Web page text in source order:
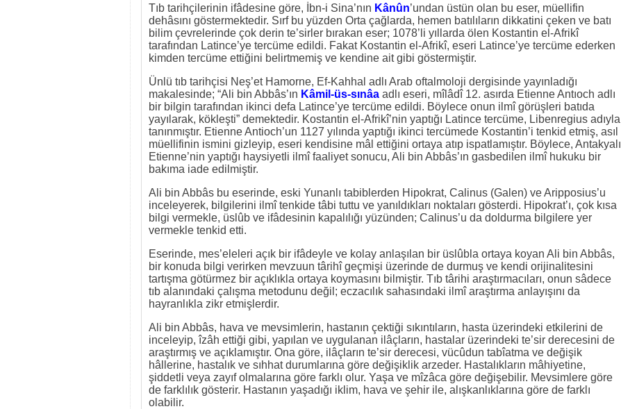
Tıb tarihçilerinin ifâdesine göre, İbn-i Sina’nın Kânûn’undan üstün olan bu eser, müellifin
dehâsını göstermektedir. Sırf bu yüzden Orta çağlarda, hemen batılıların dikkatini çeken ve batı
bilim çevrelerinde çok derin te’sirler bırakan eser; 1078’li yıllarda ölen Kostantin el-Afrikî
tarafından Latince’ye tercüme edildi. Fakat Kostantin el-Afrikî, eseri Latince’ye tercüme ederken
kimden tercüme ettiğini belirtmemiş ve kendine ait gibi göstermiştir.
Ünlü tıb tarihçisi Neş’et Hamorne, Ef-Kahhal adlı Arab oftalmoloji dergisinde yayınladığı
makalesinde; “Ali bin Abbâs’ın Kâmil-üs-sınâa adlı eseri, mîlâdî 12. asırda Etienne Antıoch adlı
bir bilgin tarafından ikinci defa Latince’ye tercüme edildi. Böylece onun ilmî görüşleri batıda
yayılarak, kökleşti” demektedir. Kostantin el-Afrikî’nin yaptığı Latince tercüme, Libenregius adıyla
tanınmıştır. Etienne Antioch’un 1127 yılında yaptığı ikinci tercümede Kostantin’i tenkid etmiş, asıl
müellifinin ismini gizleyip, eseri kendisine mâl ettiğini ortaya atıp ispatlamıştır. Böylece, Antakyalı
Etienne’nin yaptığı haysiyetli ilmî faaliyet sonucu, Ali bin Abbâs’ın gasbedilen ilmî hukuku bir
bakıma iade edilmiştir.
Ali bin Abbâs bu eserinde, eski Yunanlı tabiblerden Hipokrat, Calinus (Galen) ve Aripposius’u
inceleyerek, bilgilerini ilmî tenkide tâbi tuttu ve yanıldıkları noktaları gösterdi. Hipokrat’ı, çok kısa
bilgi vermekle, üslûb ve ifâdesinin kapalılığı yüzünden; Calinus’u da doldurma bilgilere yer
vermekle tenkid etti.
Eserinde, mes’eleleri açık bir ifâdeyle ve kolay anlaşılan bir üslûbla ortaya koyan Ali bin Abbâs,
bir konuda bilgi verirken mevzuun târihî geçmişi üzerinde de durmuş ve kendi orijinalitesini
tartışma götürmez bir açıklıkla ortaya koymasını bilmiştir. Tıb târihi araştırmacıları, onun sâdece
tıb alanındaki çalışma metodunu değil; eczacılık sahasındaki ilmî araştırma anlayışını da
hayranlıkla zikr etmişlerdir.
Ali bin Abbâs, hava ve mevsimlerin, hastanın çektiği sıkıntıların, hasta üzerindeki etkilerini de
inceleyip, îzâh ettiği gibi, yapılan ve uygulanan ilâçların, hastalar üzerindeki te’sir derecesini de
araştırmış ve açıklamıştır. Ona göre, ilâçların te’sir derecesi, vücûdun tabîatma ve değişik
hâllerine, hastalık ve sıhhat durumlarına göre değişiklik arzeder. Hastalıkların mâhiyetine,
şiddetli veya zayıf olmalarına göre farklı olur. Yaşa ve mîzâca göre değişebilir. Mevsimlere göre
de farklılık gösterir. Hastanın yaşadığı iklim, hava ve şehir ile, alışkanlıklarına göre de farklı
olabilir.